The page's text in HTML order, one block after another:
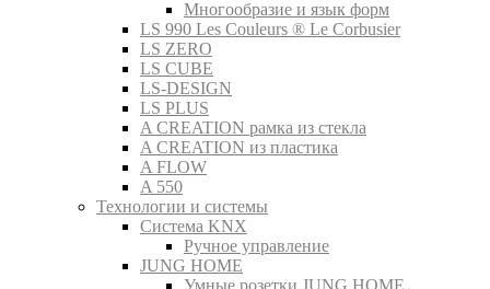
Многообразие и язык форм
LS 990 Les Couleurs ® Le Corbusier
LS ZERO
LS CUBE
LS-DESIGN
LS PLUS
A CREATION рамка из стекла
A CREATION из пластика
A FLOW
A 550
Технологии и системы
Система KNX
Ручное управление
JUNG HOME
Умные розетки JUNG HOME